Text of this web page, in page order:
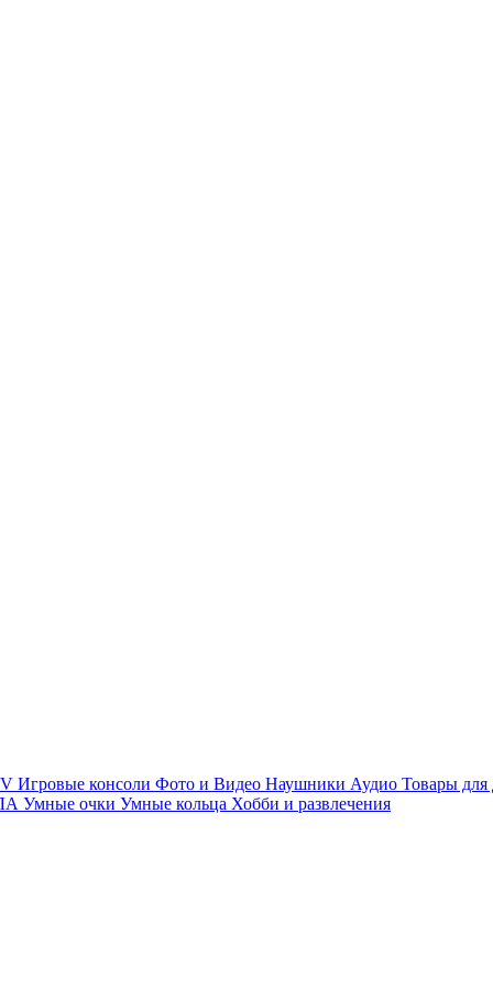
Игровые консоли Фото и Видео Наушники Аудио Товары для
Умные очки Умные кольца Хобби и развлечения